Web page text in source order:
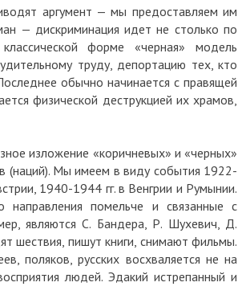
аргумент — мы предоставляем им
— дискриминация идет не столько по
форме «черная» модель
труду, депортацию тех, кто
обычно начинается с правящей
физической деструкцией их храмов,
изложение «коричневых» и «черных»
(наций). Мы имеем в виду события 1922-
1940-1944 гг. в Венгрии и Румынии.
направления помельче и связанные с
являются С. Бандера, Р. Шухевич, Д.
шествия, пишут книги, снимают фильмы.
поляков, русских восхваляется не на
людей. Эдакий истрепанный и